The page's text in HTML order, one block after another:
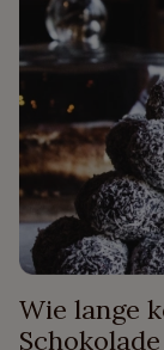
Wie lange